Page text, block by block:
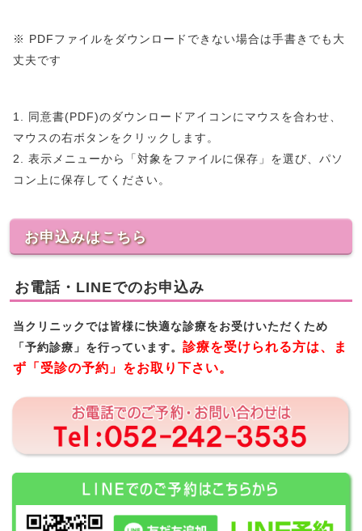
※ PDFファイルをダウンロードできない場合は手書きでも大
丈夫です
1. 同意書(PDF)のダウンロードアイコンにマウスを合わせ、
マウスの右ボタンをクリックします。
2. 表示メニューから「対象をファイルに保存」を選び、パソ
コン上に保存してください。
お申込みはこちら
お電話・LINEでのお申込み
当クリニックでは皆様に快適な診療をお受けいただくため
「予約診療」を行っています。 診療を受けられる方は、ま
ず「受診の予約」をお取り下さい。